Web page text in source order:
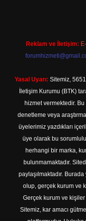
Reklam ve İletişim:
Yasal Uyarı: Sitemiz,
İletişim Kurumu (BTK)
hizmet vermektedir.
denetleme veya
üyelerimiz yazdıkları
üye olarak bu
herhangi bir marka,
bulunmamaktadır.
paylaşılmaktadır.
olup, gerçek kurum ve
Gerçek kurum ve
Sitemiz, kar amacı